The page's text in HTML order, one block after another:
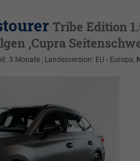
Tribe Edition
,Cupra
3 Monate , Landesversion: EU - Europa,